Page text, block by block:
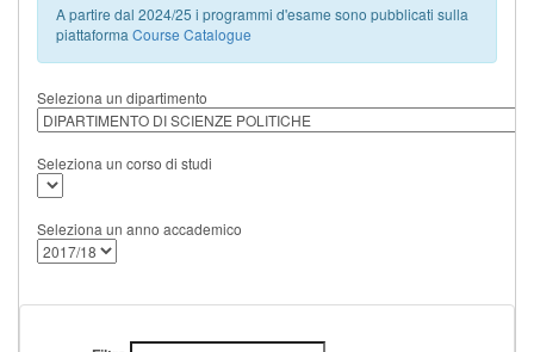
A partire dal 2024/25 i programmi d'esame sono pubblicati sulla
piattaforma Course Catalogue
Seleziona un dipartimento
Seleziona un corso di studi
Seleziona un anno accademico